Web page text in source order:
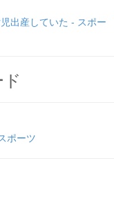
出産していた - スポー
ポーツ